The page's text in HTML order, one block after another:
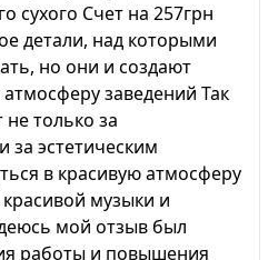
сухого Счет на 257грн
детали, над которыми
но они и создают
заведений Так
не только за
за эстетическим
в красивую атмосферу
музыки и
мой отзыв был
работы и повышения